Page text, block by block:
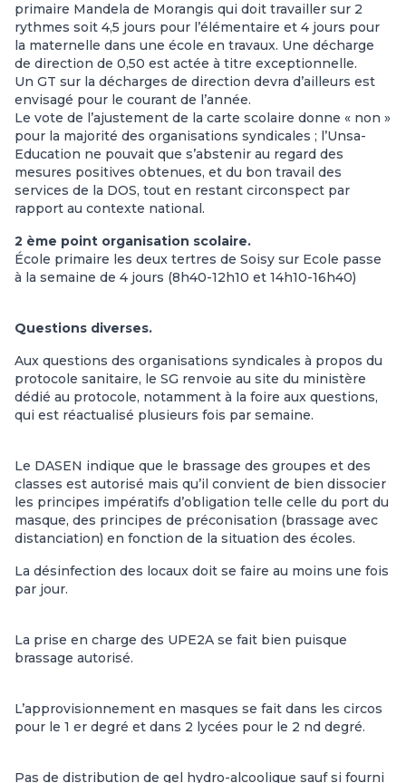
primaire Mandela de Morangis qui doit travailler sur 2
rythmes soit 4,5 jours pour l’élémentaire et 4 jours pour
la maternelle dans une école en travaux. Une décharge
de direction de 0,50 est actée à titre exceptionnelle.
Un GT sur la décharges de direction devra d’ailleurs est
envisagé pour le courant de l’année.
Le vote de l’ajustement de la carte scolaire donne « non »
pour la majorité des organisations syndicales ; l’Unsa-
Education ne pouvait que s’abstenir au regard des
mesures positives obtenues, et du bon travail des
services de la DOS, tout en restant circonspect par
rapport au contexte national.
2 ème point organisation scolaire.
École primaire les deux tertres de Soisy sur Ecole passe
à la semaine de 4 jours (8h40-12h10 et 14h10-16h40)
Questions diverses.
Aux questions des organisations syndicales à propos du
protocole sanitaire, le SG renvoie au site du ministère
dédié au protocole, notamment à la foire aux questions,
qui est réactualisé plusieurs fois par semaine.
Le DASEN indique que le brassage des groupes et des
classes est autorisé mais qu’il convient de bien dissocier
les principes impératifs d’obligation telle celle du port du
masque, des principes de préconisation (brassage avec
distanciation) en fonction de la situation des écoles.
La désinfection des locaux doit se faire au moins une fois
par jour.
La prise en charge des UPE2A se fait bien puisque
brassage autorisé.
L’approvisionnement en masques se fait dans les circos
pour le 1 er degré et dans 2 lycées pour le 2 nd degré.
Pas de distribution de gel hydro-alcoolique sauf si fourni